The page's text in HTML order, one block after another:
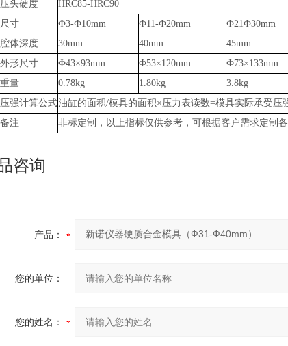
头硬度
HRC85-HRC90
寸
Ф3-Ф10mm Ф11-Ф20mm Ф21Ф30mm
体深度
30mm 40mm 45mm
形尺寸
Ф43×93mm Ф53×120mm Ф73×133mm
量
0.78kg 1.80kg 3.8kg
强计算公式油缸的面积/模具的面积×压力表读数=模具实际承受压
注
非标定制，以上指标仅供参考，可根据客户需求定制
咨询
产品：
您的单位：
您的姓名：